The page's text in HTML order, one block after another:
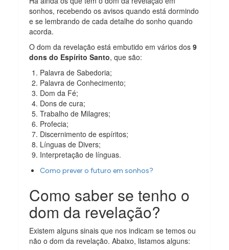
sonhos, recebendo os avisos quando está dormindo
e se lembrando de cada detalhe do sonho quando
acorda.
O dom da revelação está embutido em vários dos9
dons do Espírito Santo, que são:
Palavra de Sabedoria;
Palavra de Conhecimento;
Dom da Fé;
Dons de cura;
Trabalho de Milagres;
Profecia;
Discernimento de espíritos;
Línguas de Divers;
Interpretação de línguas.
Como prever o futuro em sonhos?
Como saber se tenho o
dom da revelação?
Existem alguns sinais que nos indicam se temos ou
não o dom da revelação. Abaixo, listamos alguns: